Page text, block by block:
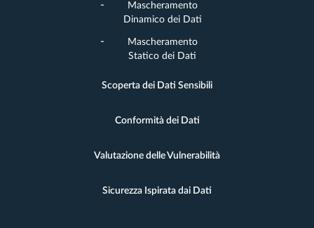
Mascheramento
Dinamico dei Dati
Mascheramento
Statico dei Dati
Scoperta dei Dati Sensibili
Conformità dei Dati
Valutazione delle Vulnerabilità
Sicurezza Ispirata dai Dati